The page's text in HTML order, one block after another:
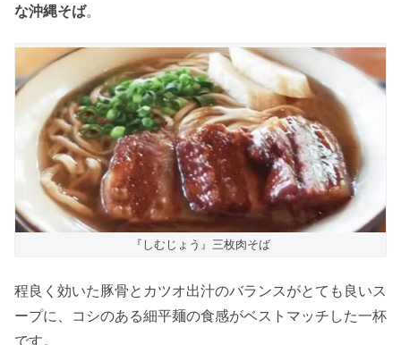
な沖縄そば。
『しむじょう』三枚肉そば
程良く効いた豚骨とカツオ出汁のバランスがとても良いス
ープに、コシのある細平麺の食感がベストマッチした一杯
です。